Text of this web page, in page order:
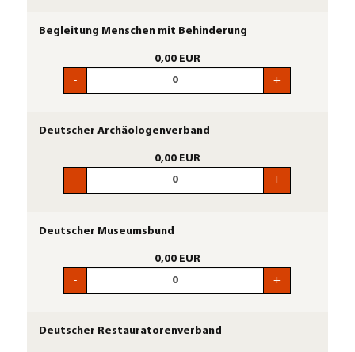
Begleitung Menschen mit Behinderung
0,00 EUR
-
+
Deutscher Archäologenverband
0,00 EUR
-
+
Deutscher Museumsbund
0,00 EUR
-
+
Deutscher Restauratorenverband